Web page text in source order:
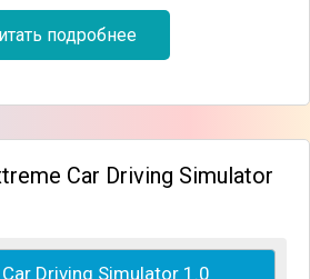
в динамику городской суеты,
ездить по правилам или
возможностей.
подробнее
Car Driving Simulator
Driving Simulator 1.0